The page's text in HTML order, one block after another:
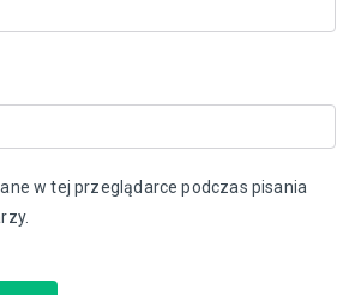
w tej przeglądarce podczas pisania